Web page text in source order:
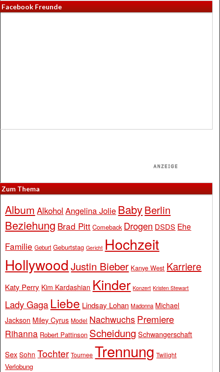
Facebook Freunde
Zum Thema
Album Alkohol Angelina Jolie BabyBerlin
Beziehung Brad Pitt Comeback Drogen DSDS Ehe
Familie Geburt Geburtstag Gericht Hochzeit
Hollywood Justin Bieber Kanye West Karriere
Katy Perry Kim Kardashian Kinder Konzert Kristen Stewart
Lady Gaga Liebe Lindsay Lohan Madonna Michael
Jackson Miley Cyrus Model Nachwuchs Premiere
Rihanna Robert Pattinson Scheidung Schwangerschaft
Sex Sohn Tochter Tournee Trennung Twilight
Verlobung